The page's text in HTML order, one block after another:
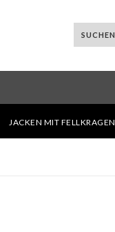
JACKEN MIT FELLKRAGEN